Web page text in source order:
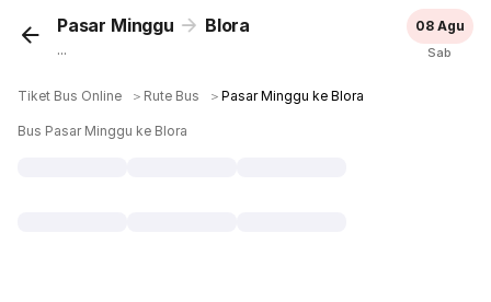
Pasar Minggu Blora
...
08 Agu
Sab
Tiket Bus Online ＞ Rute Bus ＞Pasar Minggu ke Blora
Bus Pasar Minggu ke Blora